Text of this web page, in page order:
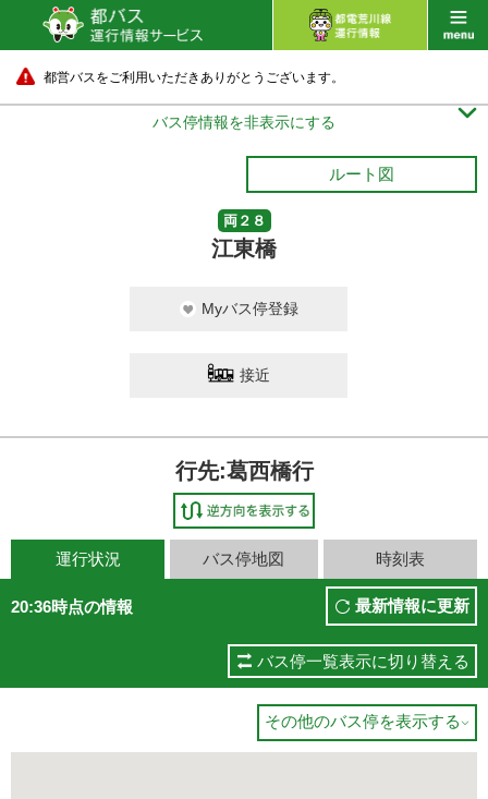
都営バスをご利用いただきありがとうございます。
バス停情報を非表示にする 
ルート図
両２８
江東橋
Myバス停登録
接近
行先:葛西橋行
運行状況 バス停地図 時刻表
20:36時点の情報 最新情報に更新
バス停一覧表示に切り替える
その他のバス停を表示する 